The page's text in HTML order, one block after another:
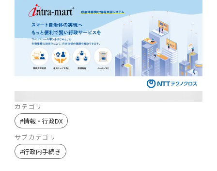
カテゴリ
#情報・行政DX
サブカテゴリ
#行政内手続き